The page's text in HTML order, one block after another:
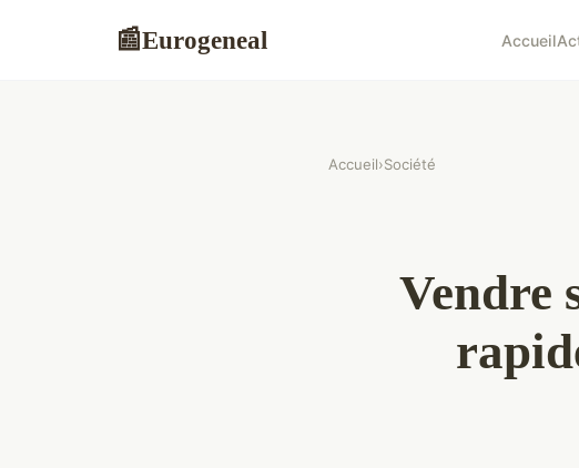
📰Eurogeneal Accueil
Accueil›Société
Vendre